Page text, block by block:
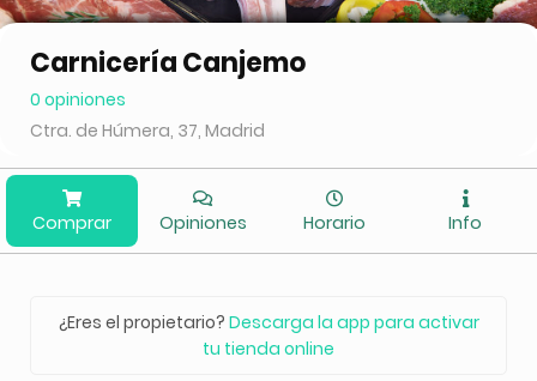
Carnicería Canjemo
0 opiniones
Ctra. de Húmera, 37, Madrid
Comprar Opiniones Horario Info
¿Eres el propietario? Descarga la app para activar
tu tienda online